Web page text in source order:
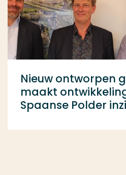
Nieuw ontworpen
maakt
Spaanse Polder